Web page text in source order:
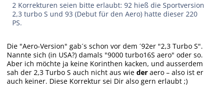
2 Korrekturen seien bitte erlaubt: 92 hieß die Sportversion
2,3 turbo S und 93 (Debut für den Aero) hatte dieser 220
PS.
Die "Aero-Version" gab´s schon vor dem ´92er "2,3 Turbo S".
Nannte sich (in USA?) damals "9000 turbo16S aero" oder so.
Aber ich möchte ja keine Korinthen kacken, und ausserdem
sah der 2,3 Turbo S auch nicht aus wie der aero – also ist er
auch keiner. Diese Korrektur sei Dir also gern erlaubt ;)